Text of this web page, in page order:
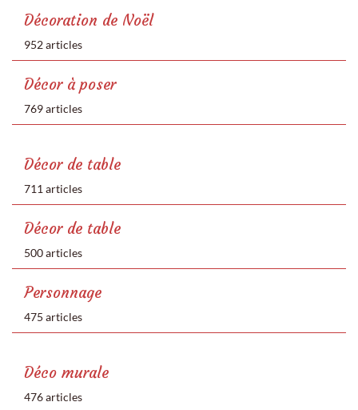
Décoration de Noël
952 articles
Décor à poser
769 articles
Décor de table
711 articles
Décor de table
500 articles
Personnage
475 articles
Déco murale
476 articles